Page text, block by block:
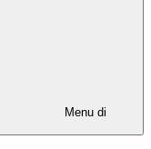
Menu di